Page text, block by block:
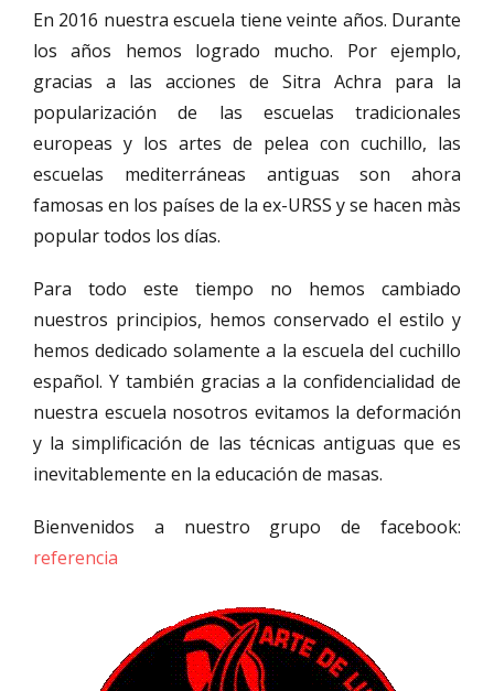
En 2016 nuestra escuela tiene veinte años. Durante
los años hemos logrado mucho. Por ejemplo,
gracias a las acciones de Sitra Achra para la
popularización de las escuelas tradicionales
europeas y los artes de pelea con cuchillo, las
escuelas mediterráneas antiguas son ahora
famosas en los países de la ex-URSS y se hacen màs
popular todos los días.
Para todo este tiempo no hemos cambiado
nuestros principios, hemos conservado el estilo y
hemos dedicado solamente a la escuela del cuchillo
español. Y también gracias a la confidencialidad de
nuestra escuela nosotros evitamos la deformación
y la simplificación de las técnicas antiguas que es
inevitablemente en la educación de masas.
Bienvenidos a nuestro grupo de facebook:
referencia